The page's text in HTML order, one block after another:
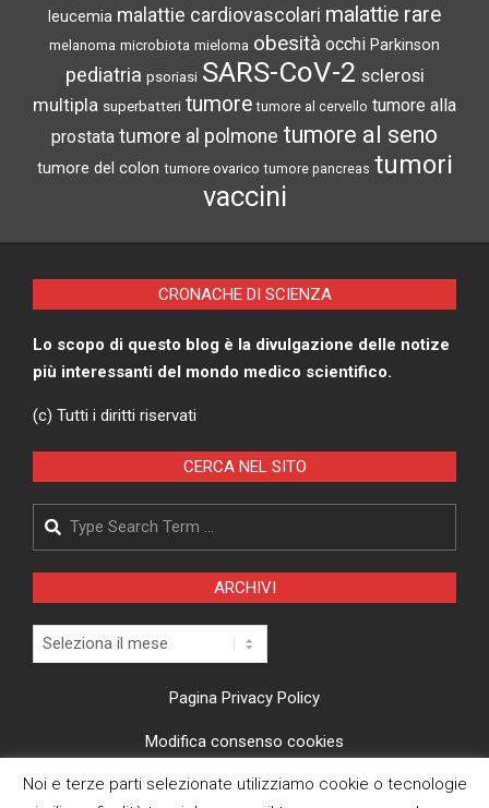
leucemia malattie cardiovascolari malattie rare
melanoma microbiota mieloma obesità occhi Parkinson
pediatria psoriasi SARS-CoV-2 sclerosi
multipla superbatteri tumore tumore al cervello tumore alla
prostata tumore al polmone tumore al seno
tumore del colon tumore ovarico tumore pancreas tumori
vaccini
CRONACHE DI SCIENZA
Lo scopo di questo blog è la divulgazione delle notize
più interessanti del mondo medico scientifico.
(c) Tutti i diritti riservati
CERCA NEL SITO
Search
ARCHIVI
Archivi
Pagina Privacy Policy
Modifica consenso cookies
CI TROVI ANCHE SU
Noi e terze parti selezionate utilizziamo cookie o tecnologie